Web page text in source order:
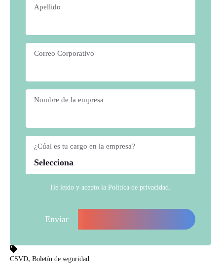
Apellido
Correo Corporativo
Nombre de la empresa
¿Cúal es tu cargo en la empresa?
He leído y acepto la Política de privacidad
CSVD, Boletín de seguridad